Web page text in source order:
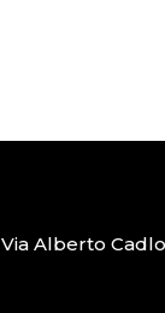
Via Alberto